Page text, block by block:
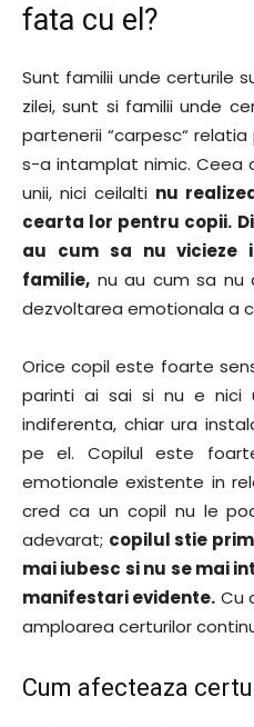
fata cu el?
Sunt familii unde certurile
zilei, sunt si familii unde
partenerii “carpesc“
s-a intamplat nimic. Ceea
unii, nici ceilalti nu
cearta lor pentru copii.
au cum sa nu vicieze
familie, nu au cum sa
dezvoltarea emotionala a
Orice copil este foarte
parinti ai sai si nu e nici
indiferenta, chiar ura
pe el. Copilul este
emotionale existente in
cred ca un copil nu le
adevarat; copilul stie
mai iubesc si nu se mai
manifestari evidente. Cu
amploarea certurilor
Cum afecteaza